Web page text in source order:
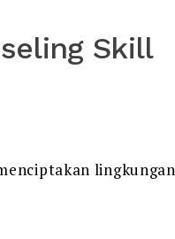
Skill
lingkungan